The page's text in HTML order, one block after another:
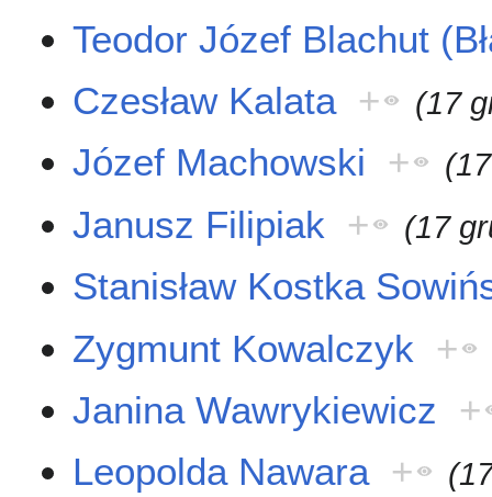
Teodor Józef Blachut
Czesław Kalata + (17
Józef Machowski +
Janusz Filipiak + (17
Stanisław Kostka
Zygmunt Kowalczyk +
Janina Wawrykiewicz
+
Leopolda Nawara +